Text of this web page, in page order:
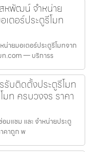
หพัฒน์ จำหน่าย
เตอร์ประตูรีโมท
ายมอเตอร์ประตูรีโมทจาก
ท.com — บริการร
รับติดตั้งประตูรีโมท
ท ครบวงจร ราคา
มแซม และ จำหน่ายประตู
คาถูก พ